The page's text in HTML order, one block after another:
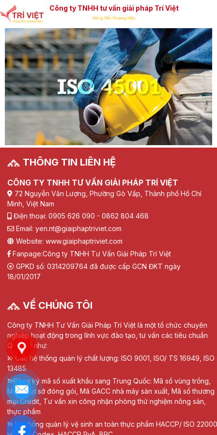
Công ty TNHH tư vấn giải pháp Trí Việt
THÔNG TIN LIÊN HỆ
CÔNG TY TNHH TƯ VẤN GIẢI PHÁP TRÍ VIỆT
72 Nguyễn Văn Lượng, Phường Gò Vấp, Thành phố Hồ Chí
Minh, Việt Nam
Điện thoại: 0905 626 090 - 0862 804 468
Email: yen.nt@giaiphaptriviet.com
Website: www.giaiphaptriviet.com
Fanpage:Công ty TNHH Tư Vấn Giải Pháp Trí Việt
GPKD số: 0314209764 đã được cấp GCN ĐKT ngày
18/01/2017
VỀ CHÚNG TÔI
Công ty TNHH Tư Vấn Giải Pháp Trí Việt là một tổ chức chuyên
nghiệp hoạt động trong lĩnh vực đào tạo, tư vấn các tiêu chuẩn
Quốc tế như:
Các hệ thống quản lý chất lượng: ISO 9001, ISO/ TS 16949, ISO
13485
Đăng ký mã số xuất khẩu sang Trung Quốc: Mã số vùng trồng,
Mã số cơ sở đóng gói, Mã GACC nhà máy sản xuất, Mã số thương
mại Credit, Tư vấn xin công nhận phòng thử nghiệm nông sản,
thực phẩm
Hệ thống quản lý vệ sinh an toàn thực phẩm HACCP/ ISO